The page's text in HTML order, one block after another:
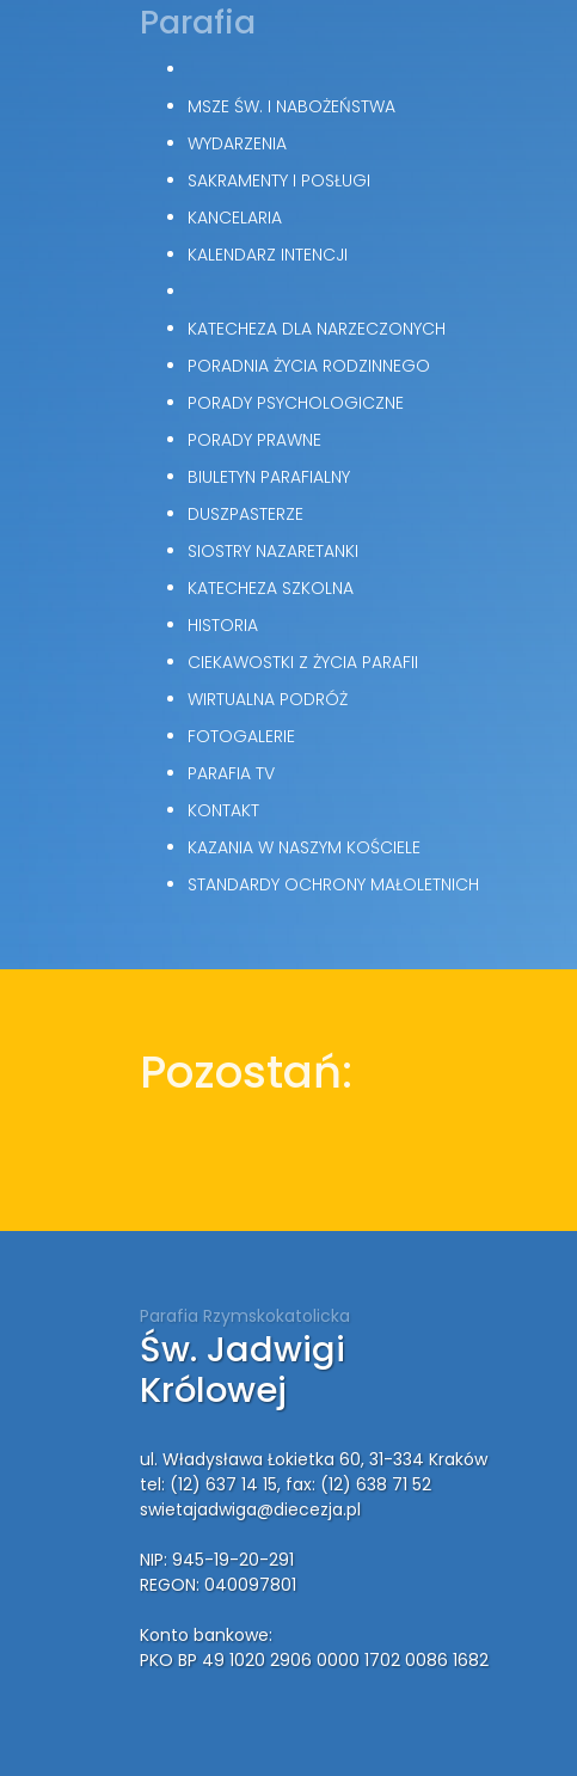
Parafia
MSZE ŚW. I NABOŻEŃSTWA
WYDARZENIA
SAKRAMENTY I POSŁUGI
KANCELARIA
KALENDARZ INTENCJI
KATECHEZA DLA NARZECZONYCH
PORADNIA ŻYCIA RODZINNEGO
PORADY PSYCHOLOGICZNE
PORADY PRAWNE
BIULETYN PARAFIALNY
DUSZPASTERZE
SIOSTRY NAZARETANKI
KATECHEZA SZKOLNA
HISTORIA
CIEKAWOSTKI Z ŻYCIA PARAFII
WIRTUALNA PODRÓŻ
FOTOGALERIE
PARAFIA TV
KONTAKT
KAZANIA W NASZYM KOŚCIELE
STANDARDY OCHRONY MAŁOLETNICH
Pozostań:
Parafia Rzymskokatolicka
Św. Jadwigi
Królowej
ul. Władysława Łokietka 60, 31-334 Kraków
tel: (12) 637 14 15, fax: (12) 638 71 52
swietajadwiga@diecezja.pl
NIP: 945-19-20-291
REGON: 040097801
Konto bankowe:
PKO BP 49 1020 2906 0000 1702 0086 1682